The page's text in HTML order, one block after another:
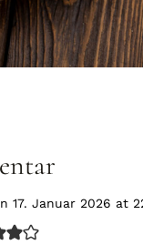
17. Januar 2026 at